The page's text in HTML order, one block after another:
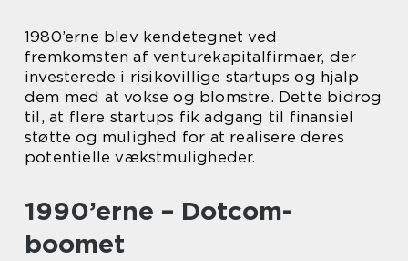
1980’erne blev kendetegnet ved
fremkomsten af venturekapitalfirmaer, der
investerede i risikovillige startups og hjalp
dem med at vokse og blomstre. Dette bidrog
til, at flere startups fik adgang til finansiel
støtte og mulighed for at realisere deres
potentielle vækstmuligheder.
1990’erne – Dotcom-
boomet